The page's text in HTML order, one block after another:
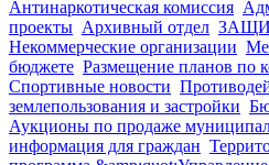
Антинаркотическая комиссия
проекты Архивный отдел
Некоммерческие организации
бюджете Размещение планов по
Спортивные новости
землепользования и застройки
Аукционы по продаже
информация для граждан